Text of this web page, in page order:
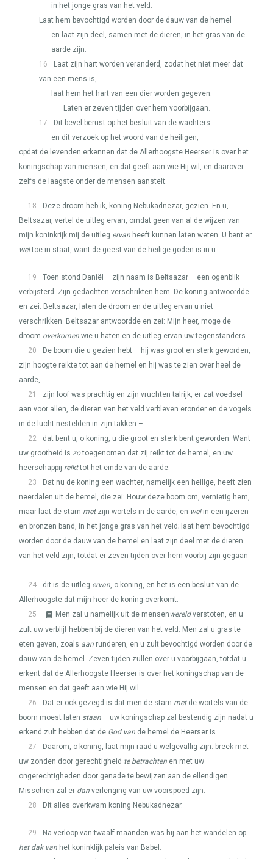
in het jonge gras van het veld.
Laat hem bevochtigd worden door de dauw van de hemel
en laat zijn deel, samen met de dieren, in het gras van de
aarde zijn.
16
Laat zijn hart worden veranderd, zodat het niet meer dat
van een mens is,
laat hem het hart van een dier worden gegeven.
Laten er zeven tijden over hem voorbijgaan.
17
Dit bevel berust op het besluit van de wachters
en dit verzoek op het woord van de heiligen,
opdat de levenden erkennen dat de Allerhoogste Heerser is over het
koningschap van mensen, en dat geeft aan wie Hij wil, en daarover
zelfs de laagste onder de mensen aanstelt.
18
Deze droom heb ik, koning Nebukadnezar, gezien. En u,
Beltsazar, vertel de uitleg ervan, omdat geen van al de wijzen van
mijn koninkrijk mij de uitleg ervan heeft kunnen laten weten. U bent er
weltoe in staat, want de geest van de heilige goden is in u.
19
Toen stond Daniël – zijn naam is Beltsazar – een ogenblik
verbijsterd. Zijn gedachten verschrikten hem. De koning antwoordde
en zei: Beltsazar, laten de droom en de uitleg ervan u niet
verschrikken. Beltsazar antwoordde en zei: Mijn heer, moge de
droom overkomen wie u haten en de uitleg ervan uw tegenstanders.
20
De boom die u gezien hebt – hij was groot en sterk geworden,
zijn hoogte reikte tot aan de hemel en hij was te zien over heel de
aarde,
21
zijn loof was prachtig en zijn vruchten talrijk, er zat voedsel
aan voor allen, de dieren van het veld verbleven eronder en de vogels
in de lucht nestelden in zijn takken –
22
dat bent u, o koning, u die groot en sterk bent geworden. Want
uw grootheid is zotoegenomen dat zij reikt tot de hemel, en uw
heerschappij reikttot het einde van de aarde.
23
Dat nu de koning een wachter, namelijk een heilige, heeft zien
neerdalen uit de hemel, die zei: Houw deze boom om, vernietig hem,
maar laat de stam metzijn wortels in de aarde, en welin een ijzeren
en bronzen band, in het jonge gras van het veld; laat hem bevochtigd
worden door de dauw van de hemel en laat zijn deel met de dieren
van het veld zijn, totdat er zeven tijden over hem voorbij zijn gegaan
–
24
dit is de uitleg ervan, o koning, en het is een besluit van de
Allerhoogste dat mijn heer de koning overkomt:
25
Men zal u namelijk uit de mensen wereldverstoten, en u
zult uw verblijf hebben bij de dieren van het veld. Men zal u gras te
eten geven, zoals aan runderen, en u zult bevochtigd worden door de
dauw van de hemel. Zeven tijden zullen over u voorbijgaan, totdat u
erkent dat de Allerhoogste Heerser is over het koningschap van de
mensen en dat geeft aan wie Hij wil.
26
Dat er ook gezegd is dat men de stam metde wortels van de
boom moest laten staan – uw koningschap zal bestendig zijn nadat u
erkend zult hebben dat de God van de hemel de Heerser is.
27
Daarom, o koning, laat mijn raad u welgevallig zijn: breek met
uw zonden door gerechtigheid te betrachten en met uw
ongerechtigheden door genade te bewijzen aan de ellendigen.
Misschien zal er dan verlenging van uw voorspoed zijn.
28
Dit alles overkwam koning Nebukadnezar.
29
Na verloop van twaalf maanden was hij aan het wandelen op
het dak van het koninklijk paleis van Babel.